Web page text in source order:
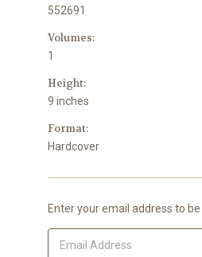
552691
Volumes:
1
Height:
9 inches
Format:
Hardcover
Enter your email address to